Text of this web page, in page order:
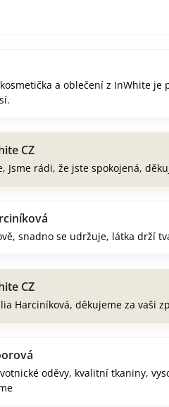
a oblečení z InWhite
CZ
Jsme rádi, že jste spokojená,
snadno se udržuje, látka drží
CZ
Harciníková, děkujeme za vaši
oděvy, kvalitní tkaniny,